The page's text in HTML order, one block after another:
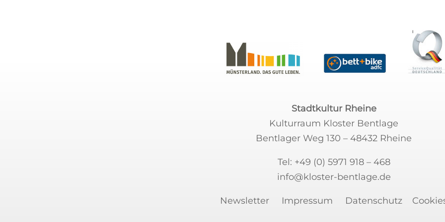
Stadtkultur Rheine
Kulturraum Kloster Bentlage
Bentlager Weg 130 – 48432 Rheine
Tel: +49 (0) 5971 918 – 468
info@kloster-bentlage.de
Newsletter Impressum Datenschutz